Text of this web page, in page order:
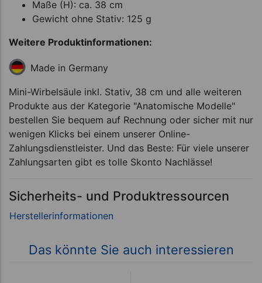
Maße (H): ca. 38 cm
Gewicht ohne Stativ: 125 g
Weitere Produktinformationen:
Made in Germany
Mini-Wirbelsäule inkl. Stativ, 38 cm und alle weiteren
Produkte aus der Kategorie "Anatomische Modelle"
bestellen Sie bequem auf Rechnung oder sicher mit nur
wenigen Klicks bei einem unserer Online-
Zahlungsdienstleister. Und das Beste: Für viele unserer
Zahlungsarten gibt es tolle Skonto Nachlässe!
Sicherheits- und Produktressourcen
Das könnte Sie auch interessieren